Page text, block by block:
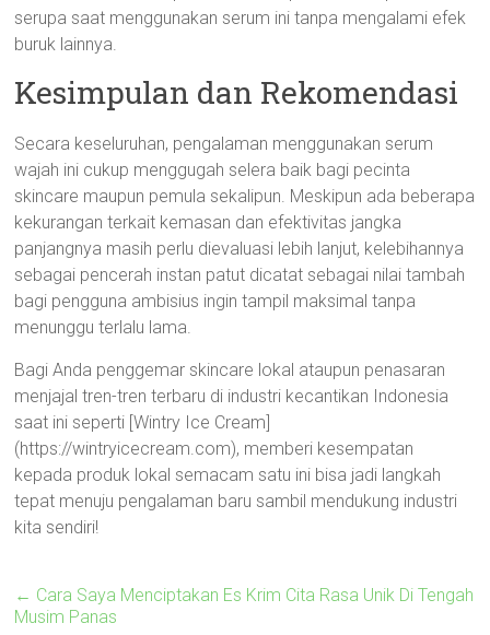
serupa saat menggunakan serum ini tanpa mengalami efek
buruk lainnya.
Kesimpulan dan Rekomendasi
Secara keseluruhan, pengalaman menggunakan serum
wajah ini cukup menggugah selera baik bagi pecinta
skincare maupun pemula sekalipun. Meskipun ada beberapa
kekurangan terkait kemasan dan efektivitas jangka
panjangnya masih perlu dievaluasi lebih lanjut, kelebihannya
sebagai pencerah instan patut dicatat sebagai nilai tambah
bagi pengguna ambisius ingin tampil maksimal tanpa
menunggu terlalu lama.
Bagi Anda penggemar skincare lokal ataupun penasaran
menjajal tren-tren terbaru di industri kecantikan Indonesia
saat ini seperti [Wintry Ice Cream]
(https://wintryicecream.com), memberi kesempatan
kepada produk lokal semacam satu ini bisa jadi langkah
tepat menuju pengalaman baru sambil mendukung industri
kita sendiri!
← Cara Saya Menciptakan Es Krim Cita Rasa Unik Di Tengah
Musim Panas